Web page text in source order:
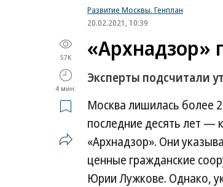
Развитие Москвы. Генплан
20.02.2021, 10:39
57K
4 мин.
«Архнадзор»
Эксперты подсчитали
Москва лишилась более
последние десять лет —
«Архнадзор». Они
ценные гражданские
Юрии Лужкове. Однако,